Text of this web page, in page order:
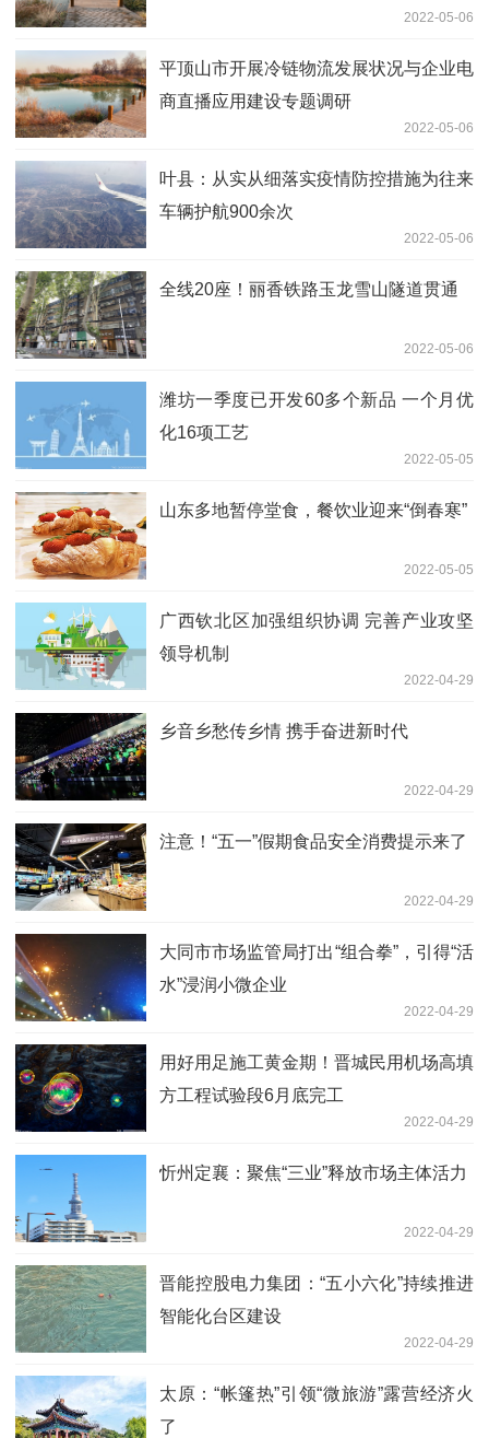
2022-05-06
平顶山市开展冷链物流发展状况与企业电
商直播应用建设专题调研
2022-05-06
叶县：从实从细落实疫情防控措施为往来
车辆护航900余次
2022-05-06
全线20座！丽香铁路玉龙雪山隧道贯通
2022-05-06
潍坊一季度已开发60多个新品 一个月优
化16项工艺
2022-05-05
山东多地暂停堂食，餐饮业迎来“倒春寒”
2022-05-05
广西钦北区加强组织协调 完善产业攻坚
领导机制
2022-04-29
乡音乡愁传乡情 携手奋进新时代
2022-04-29
注意！“五一”假期食品安全消费提示来了
2022-04-29
大同市市场监管局打出“组合拳”，引得“活
水”浸润小微企业
2022-04-29
用好用足施工黄金期！晋城民用机场高填
方工程试验段6月底完工
2022-04-29
忻州定襄：聚焦“三业”释放市场主体活力
2022-04-29
晋能控股电力集团：“五小六化”持续推进
智能化台区建设
2022-04-29
太原：“帐篷热”引领“微旅游”露营经济火
了